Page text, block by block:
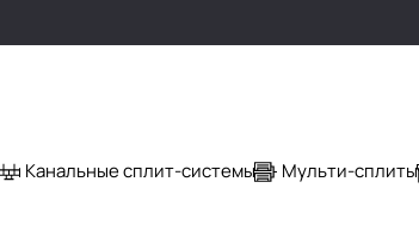
Канальные сплит-системы Мульти-сплиты